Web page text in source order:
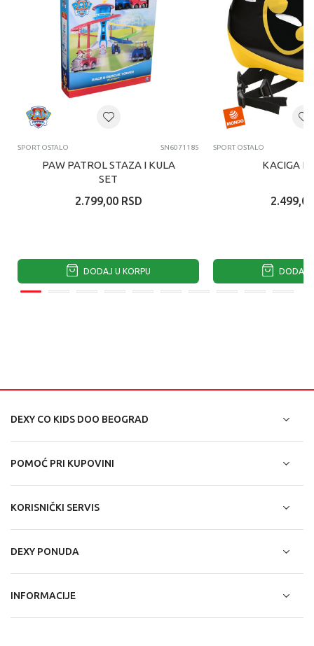
SPORT OSTALO SN6071185
PAW PATROL STAZA I KULA
SET
2.799,00 RSD
DODAJ U KORPU
SPORT OSTALO
KACIGA
2.499,00
DODAJ
DEXY CO KIDS DOO BEOGRAD
POMOĆ PRI KUPOVINI
KORISNIČKI SERVIS
DEXY PONUDA
INFORMACIJE